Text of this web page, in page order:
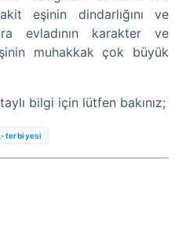
eşinin dindarlığını ve
evladının karakter ve
muhakkak çok büyük
bilgi için lütfen bakınız;
terbiyesi